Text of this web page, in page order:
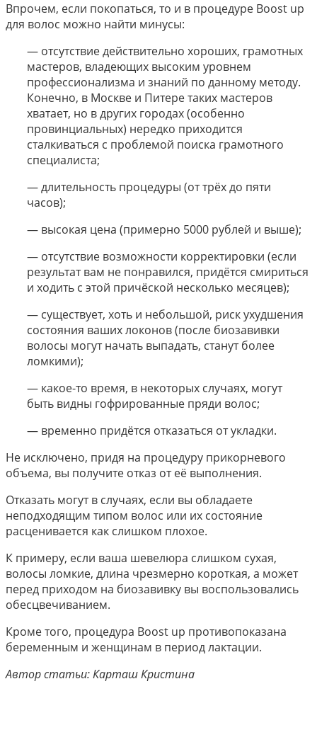
Впрочем, если покопаться, то и в процедуре Boost up
для волос можно найти минусы:
— отсутствие действительно хороших, грамотных
мастеров, владеющих высоким уровнем
профессионализма и знаний по данному методу.
Конечно, в Москве и Питере таких мастеров
хватает, но в других городах (особенно
провинциальных) нередко приходится
сталкиваться с проблемой поиска грамотного
специалиста;
— длительность процедуры (от трёх до пяти
часов);
— высокая цена (примерно 5000 рублей и выше);
— отсутствие возможности корректировки (если
результат вам не понравился, придётся смириться
и ходить с этой причёской несколько месяцев);
— существует, хоть и небольшой, риск ухудшения
состояния ваших локонов (после биозавивки
волосы могут начать выпадать, станут более
ломкими);
— какое-то время, в некоторых случаях, могут
быть видны гофрированные пряди волос;
— временно придётся отказаться от укладки.
Не исключено, придя на процедуру прикорневого
объема, вы получите отказ от её выполнения.
Отказать могут в случаях, если вы обладаете
неподходящим типом волос или их состояние
расценивается как слишком плохое.
К примеру, если ваша шевелюра слишком сухая,
волосы ломкие, длина чрезмерно короткая, а может
перед приходом на биозавивку вы воспользовались
обесцвечиванием.
Кроме того, процедура Boost up противопоказана
беременным и женщинам в период лактации.
Автор статьи: Карташ Кристина